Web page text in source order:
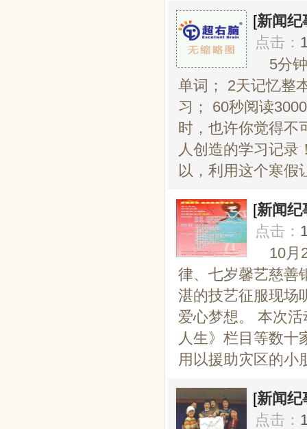
[新闻纪
点击：
5分
单词； 2天记忆整
习； 60秒阅读
时，也许你觉得不
人创造的学习记录
以，利用这个寒假
[新闻纪
点击：
10月
律、七岁馨艺慈善
湛的技艺征服现场
爱心梦想。 本次
人生》栏目等数十
用以援助灾区的小
[新闻纪
点击：